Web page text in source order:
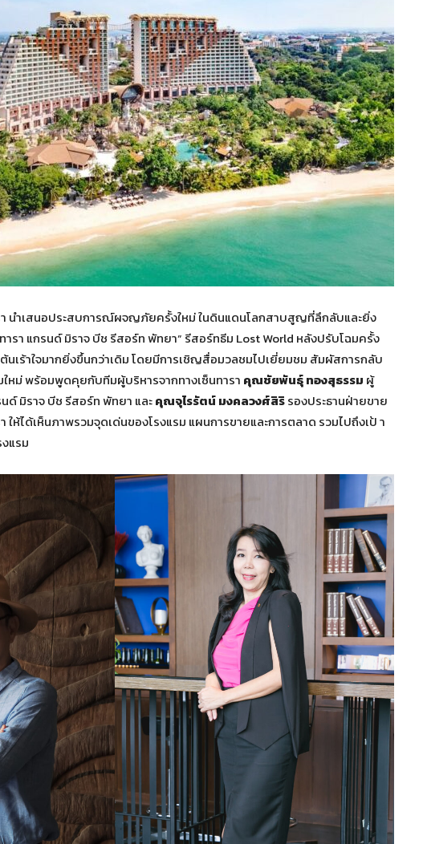
า นำเสนอประสบการณ์ผจญภัยครั้งใหม่ ในดินแดนโลกสาบสูญที่ลึกลับและยิ่ง
รา แกรนด์ มิราจ บีช รีสอร์ท พัทยา” รีสอร์ทธีม Lost World หลังปรับโฉมครั้ง
เร้าใจมากยิ่งขึ้นกว่าเดิม โดยมีการเชิญสื่อมวลชมไปเยี่ยมชม สัมผัสการกลับ
หม่ พร้อมพูดคุยกับทีมผู้บริหารจากทางเซ็นทารา คุณชัยพันธุ์ ทองสุธรรม ผู้
ด์ มิราจ บีช รีสอร์ท พัทยา และคุณจุไรรัตน์ มงคลวงศ์สิริรองประธานฝ่ายขาย
ให้ได้เห็นภาพรวมจุดเด่นของโรงแรม แผนการขายและการตลาด รวมไปถึงเป้ า
แรม